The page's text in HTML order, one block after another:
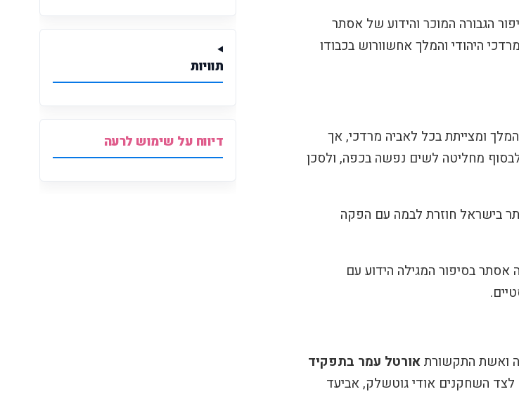
הגבורה המוכר והידוע של אסתר
היהודי והמלך אחשוורוש בכבודו
ומצייתת בכל לאביה מרדכי, אך
מחליטה לשים נפשה בכפה, ולסכן
בישראל חוזרת לבמה עם הפקה
בסיפור המגילה הידוע עם
.
ואשת התקשורתאורטל עמר בתפקיד
השחקנים אודי גוטשלק, אביעד
תוויות
דיווח על שימוש לרעה